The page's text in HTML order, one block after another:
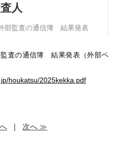
査の通信簿 結果発表（外部ペ
houkatsu/2025kekka.pdf
｜ 次へ ≫